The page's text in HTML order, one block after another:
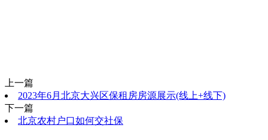
上一篇
2023年6月北京大兴区保租房房源展示(线上+线下)
下一篇
北京农村户口如何交社保